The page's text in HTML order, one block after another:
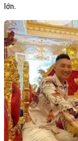
lớn.